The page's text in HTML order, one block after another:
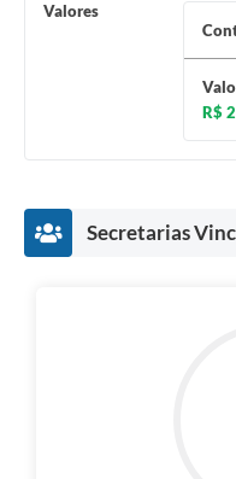
Valores
R$
Secretarias